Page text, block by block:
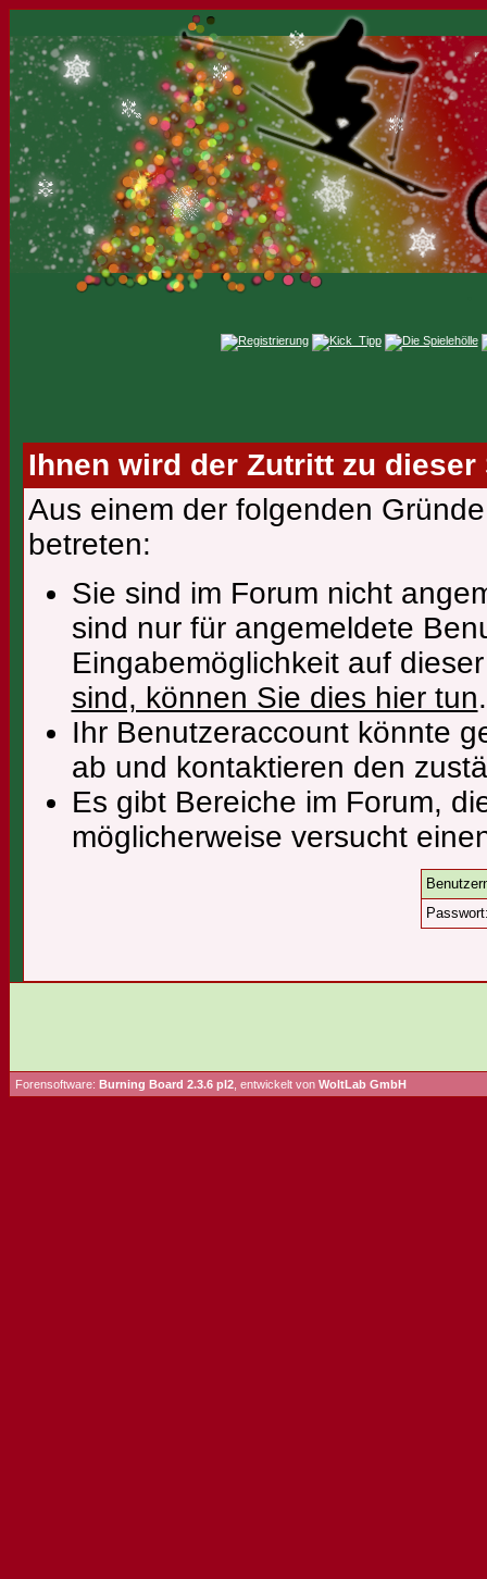
Ihnen wird der Zutritt zu dieser
Aus einem der folgenden
betreten:
Sie sind im Forum nicht
sind nur für angemeldete
Eingabemöglichkeit auf
sind, können Sie dies hier tun.
Ihr Benutzeraccount könnte
ab und kontaktieren den
Es gibt Bereiche im Forum,
möglicherweise versucht
Forensoftware: Burning Board 2.3.6 pl2 , entwickelt von WoltLab GmbH